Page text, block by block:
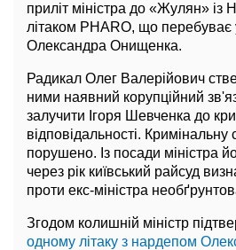
приліт міністра до «Жулян» із
літаком PHARO, що перебуває
Олександра Онищенка.
Радикал Олег Валерійович
ними наявний корупційний
залучити Ігоря Шевченка до
відповідальності.
порушено. Із посади міністра
через рік київський райсуд
проти екс-міністра
Згодом колишній міністр
одному літаку з нардепом